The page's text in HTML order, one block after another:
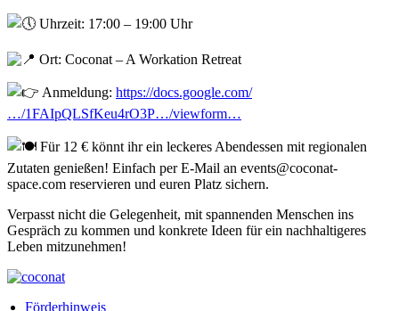
Uhrzeit: 17:00 – 19:00 Uhr
Ort: Coconat – A Workation Retreat
Anmeldung: https://docs.google.com/
…/1FAIpQLSfKeu4rO3P…/viewform…
Für 12 € könnt ihr ein leckeres Abendessen mit regionalen
Zutaten genießen! Einfach per E-Mail an events@coconat-
space.com reservieren und euren Platz sichern.
Verpasst nicht die Gelegenheit, mit spannenden Menschen ins
Gespräch zu kommen und konkrete Ideen für ein nachhaltigeres
Leben mitzunehmen!
Förderhinweis